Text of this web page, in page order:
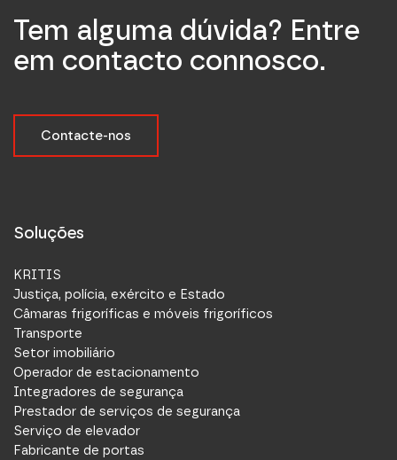
Tem alguma dúvida? Entre
em contacto connosco.
Contacte-nos
Soluções
KRITIS
Justiça, polícia, exército e Estado
Câmaras frigoríficas e móveis frigoríficos
Transporte
Setor imobiliário
Operador de estacionamento
Integradores de segurança
Prestador de serviços de segurança
Serviço de elevador
Fabricante de portas